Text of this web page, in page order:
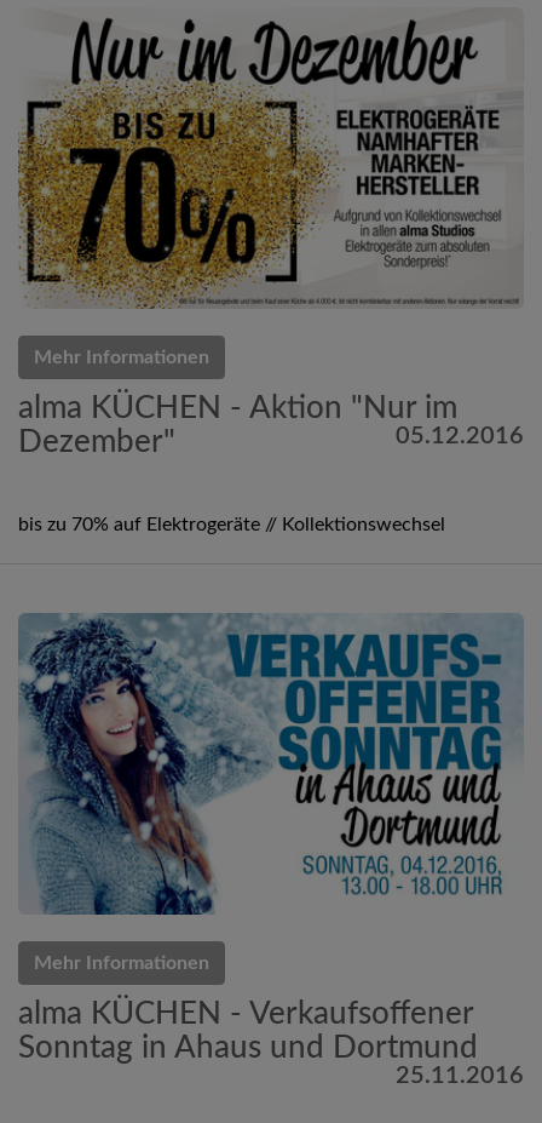
Mehr Informationen
alma KÜCHEN - Aktion "Nur im
Dezember"
05.12.2016
bis zu 70% auf Elektrogeräte // Kollektionswechsel
Mehr Informationen
alma KÜCHEN - Verkaufsoffener
Sonntag in Ahaus und Dortmund
25.11.2016